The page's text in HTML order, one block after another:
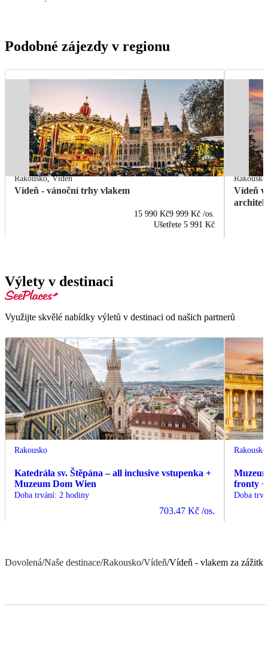
Podobné zájezdy v regionu
Rakousko,Vídeň
Vídeň - vánoční trhy vlakem
15 990 Kč9 999 Kč /os.
Ušetřete 5 991 Kč
Rakousko
Vídeň
Výlety v destinaci
Využijte skvělé nabídky výletů v destinaci od našich partnerů
Rakousko
Katedrála sv. Štěpána – all inclusive vstupenka +
Muzeum Dom Wien
Doba trvání: 2 hodiny
703.47 Kč /os.
Rakousko
fronty
Doba
Dovolená/Naše destinace/Rakousko/Vídeň/Vídeň - vlakem za zážitky